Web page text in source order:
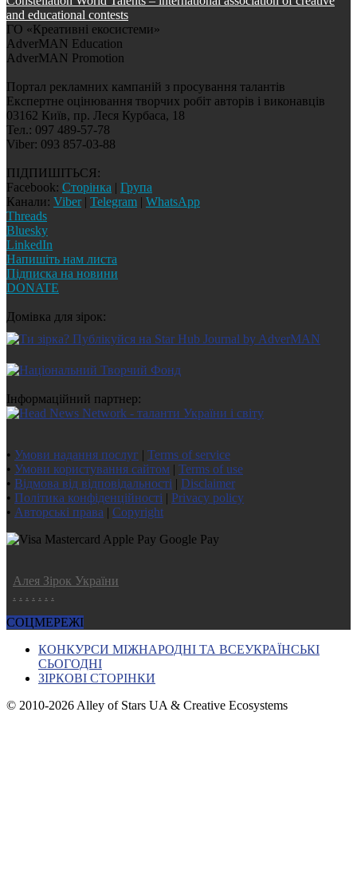
and educational contests
ГО «Креативні екосистеми»
AdverMAN Education
AdverMAN Promotion
Портал рекламних кампаній з просування талантів
Експертне оцінювання творчих робіт авторів і виконавців
03162 Київ, пр. Леся Курбаса, 18
Тел.: 097 489-57-78
Viber: 093 857-03-88
ПІДПИШІТЬСЯ:
Facebook: Сторінка | Група
Канали: Viber| Telegram | WhatsApp
Threads
Bluesky
LinkedIn
Напишіть нам листа
Підписка на новини
DONATE
Домівка для зірок:
Інформаційний партнер:
• Умови надання послуг | Terms of service
• Умови користування сайтом | Terms of use
• Відмова від відповідальності | Disclaimer
• Політика конфіденційності | Privacy policy
• Авторські права | Copyright
Алея Зірок України
. . . . . . .
СОЦМЕРЕЖІ
КОНКУРСИ МІЖНАРОДНІ ТА ВСЕУКРАЇНСЬКІ
СЬОГОДНІ
ЗІРКОВІ СТОРІНКИ
© 2010-2026 Alley of Stars UA & Creative Ecosystems